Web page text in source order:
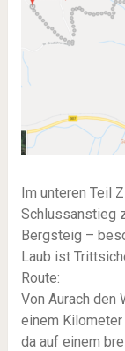
Im unteren Teil
Schlussanstieg
Bergsteig –
Laub ist
Route:
Von Aurach den
einem
da auf einem